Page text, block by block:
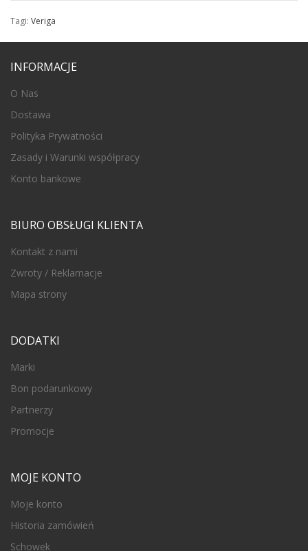
Tagi: Veriga
INFORMACJE
O Nas
Dostawa
Polityka Prywatności
Zasady i Warunki współpracy
Konto bankowe
BIURO OBSŁUGI KLIENTA
Kontakt z nami
Zwroty / Reklamacje
Mapa strony
DODATKI
Marki
Bon podarunkowy
Partnerzy
Promocje
MOJE KONTO
Moje konto
Historia zamówień
Schowek